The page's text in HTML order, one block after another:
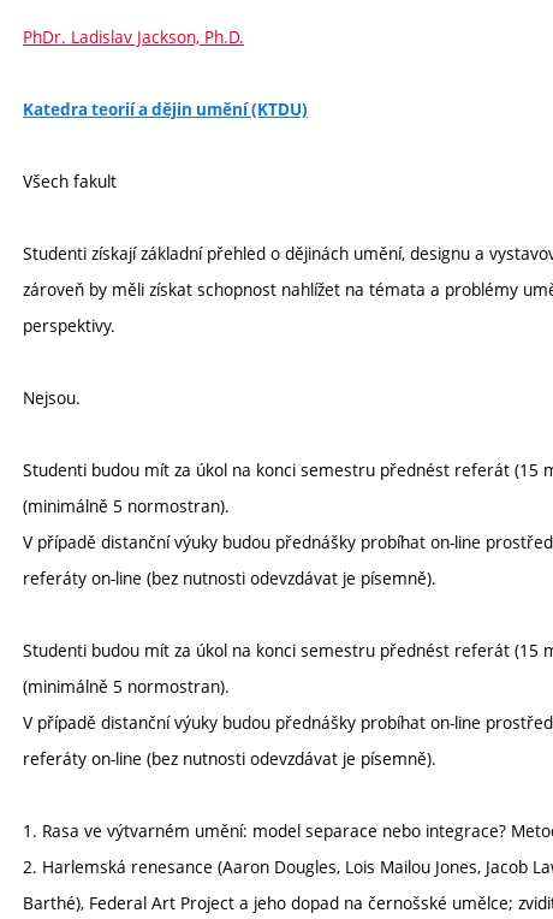
PhDr. Ladislav Jackson, Ph.D.
Katedra teorií a dějin umění (KTDU)
Všech fakult
Studenti získají základní přehled o dějinách umění, designu a
zároveň by měli získat schopnost nahlížet na témata a problémy
perspektivy.
Nejsou.
Studenti budou mít za úkol na konci semestru přednést referát (15
(minimálně 5 normostran).
V případě distanční výuky budou přednášky probíhat on-line
referáty on-line (bez nutnosti odevzdávat je písemně).
Studenti budou mít za úkol na konci semestru přednést referát (15
(minimálně 5 normostran).
V případě distanční výuky budou přednášky probíhat on-line
referáty on-line (bez nutnosti odevzdávat je písemně).
1. Rasa ve výtvarném umění: model separace nebo integrace?
2. Harlemská renesance (Aaron Dougles, Lois Mailou Jones, Jacob
Barthé), Federal Art Project a jeho dopad na černošské umělce;